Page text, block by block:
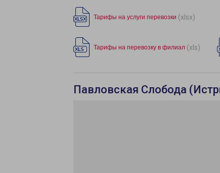
Тарифы на услуги перевозки (xlsx)
Тарифы на перевозку в филиал (xls)
Павловская Слобода